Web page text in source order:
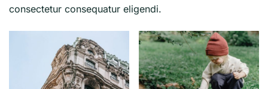
consectetur consequatur eligendi.